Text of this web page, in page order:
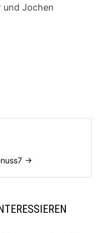
und Jochen
→